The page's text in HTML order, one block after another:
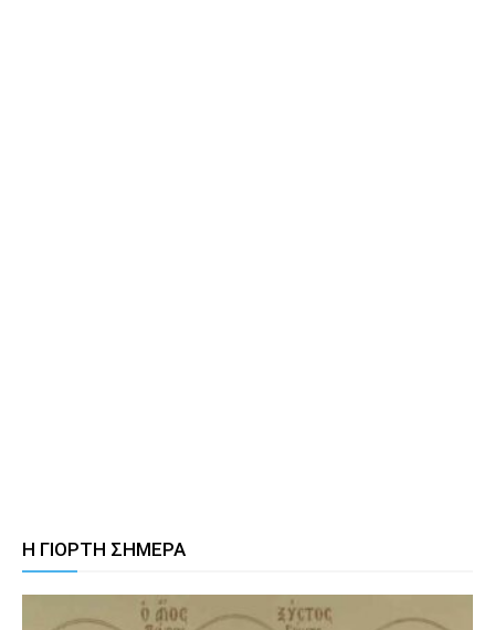
Η ΓΙΟΡΤΗ ΣΗΜΕΡΑ